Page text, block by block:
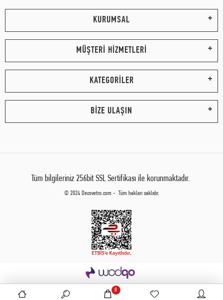
KURUMSAL
MÜŞTERİ HİZMETLERİ
KATEGORİLER
BİZE ULAŞIN
Tüm bilgileriniz 256bit SSL Sertifikası ile korunmaktadır.
© 2024 Decovetro.com - Tüm hakları saklıdır.
0